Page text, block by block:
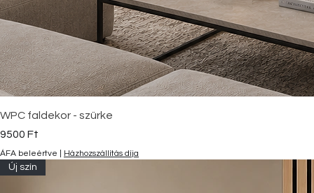
WPC faldekor - szürke
Ár
9500 Ft
ÁFA beleértve Házhozszállítás díja
Új szín